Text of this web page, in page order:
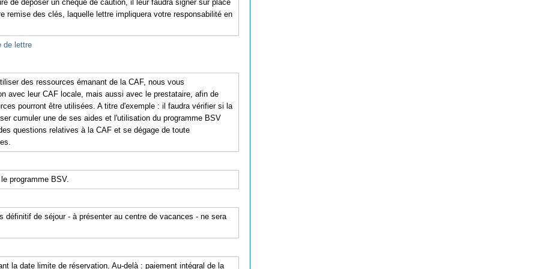
de déposer un chèque de caution, il leur faudra signer sur place
remise des clés, laquelle lettre impliquera votre responsabilité en
de lettre
des ressources émanant de la CAF, nous vous
avec leur CAF locale, mais aussi avec le prestataire, afin de
pourront être utilisées. A titre d'exemple : il faudra vérifier si la
cumuler une de ses aides et l'utilisation du programme BSV
questions relatives à la CAF et se dégage de toute
programme BSV.
définitif de séjour - à présenter au centre de vacances - ne sera
la date limite de réservation. Au-delà : paiement intégral de la